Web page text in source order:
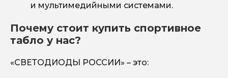
и мультимедийными системами.
Почему стоит купить спортивное
табло у нас?
«СВЕТОДИОДЫ РОССИИ» – это: